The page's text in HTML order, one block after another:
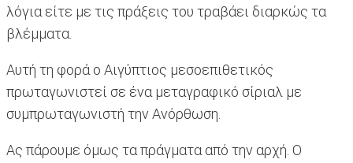
λόγια είτε με τις πράξεις του τραβάει διαρκώς τα
βλέμματα.
Αυτή τη φορά ο Αιγύπτιος μεσοεπιθετικός
πρωταγωνιστεί σε ένα μεταγραφικό σίριαλ με
συμπρωταγωνιστή την Ανόρθωση.
Ας πάρουμε όμως τα πράγματα από την αρχή. Ο